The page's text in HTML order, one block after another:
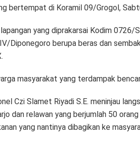
bertempat di Koramil 09/Grogol,
yang diprakarsai Kodim 0726/
Diponegoro berupa beras dan
masyarakat yang terdampak
Czi Slamet Riyadi S.E. meninjau
dan relawan yang berjumlah 50
yang nantinya dibagikan ke